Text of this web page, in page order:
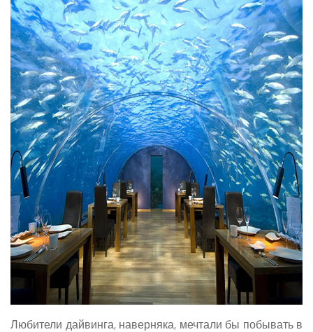
Любители дайвинга, наверняка, мечтали бы побывать в